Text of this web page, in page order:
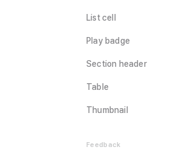
List cell
Play badge
Section header
Table
Thumbnail
Feedback